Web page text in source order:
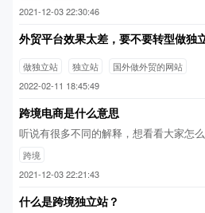
2021-12-03 22:30:46
外贸平台效果太差，要不要转型做独
做独立站 独立站
国外做外贸的网站
2022-02-11 18:45:49
跨境电商是什么意思
听说有很多不同的解释，想看看大家怎
跨境
2021-12-03 22:21:43
什么是跨境独立站？